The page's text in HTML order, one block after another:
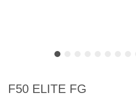
F50 ELITE FG